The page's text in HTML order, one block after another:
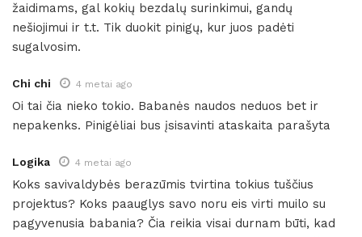
žaidimams, gal kokių bezdalų surinkimui, gandų
nešiojimui ir t.t. Tik duokit pinigų, kur juos padėti
sugalvosim.
Chi chi 4 metai ago
Oi tai čia nieko tokio. Babanės naudos neduos bet ir
nepakenks. Pinigėliai bus įsisavinti ataskaita parašyta
Logika 4 metai ago
Koks savivaldybės berazūmis tvirtina tokius tuščius
projektus? Koks paauglys savo noru eis virti muilo su
pagyvenusia babania? Čia reikia visai durnam būti, kad